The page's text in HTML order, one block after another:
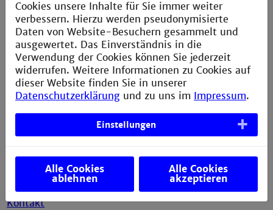
Analytik von Pflanzenschutzmitteln und
organischen Spurenverunreinigungen, vor allem
von persistenten Umweltchemikalien
Kompetenzzentrumfür Chemometriegestützte
Analyse und Optimierung von Prozessen und
Materialien
Kontakt
Cookies unsere Inhalte für Sie immer weiter
verbessern. Hierzu werden pseudonymisierte
Daten von Website-Besuchern gesammelt und
ausgewertet. Das Einverständnis in die
Verwendung der Cookies können Sie jederzeit
widerrufen. Weitere Informationen zu Cookies auf
dieser Website finden Sie in unserer
Datenschutzerklärung und zu uns im Impressum.
Einstellungen
Alle Cookies
ablehnen
Alle Cookies
akzeptieren